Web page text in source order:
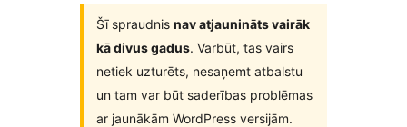
Šī spraudnis nav atjaunināts vairāk
kā divus gadus. Varbūt, tas vairs
netiek uzturēts, nesaņemt atbalstu
un tam var būt saderības problēmas
ar jaunākām WordPress versijām.